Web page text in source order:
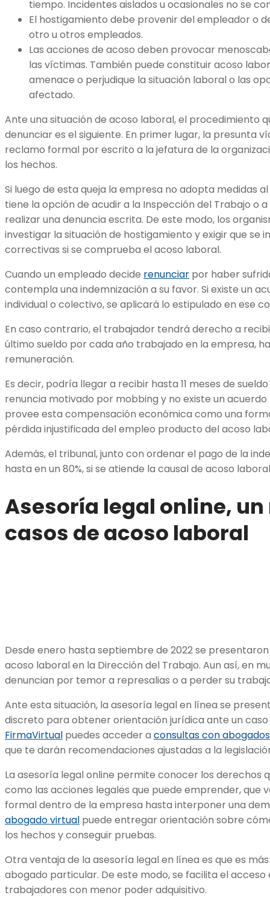
tiempo. Incidentes aislados u ocasionales no se
El hostigamiento debe provenir del empleador o
otro u otros empleados.
Las acciones de acoso deben provocar
las víctimas. También puede constituir acoso
amenace o perjudique la situación laboral o las
afectado.
Ante una situación de acoso laboral, el procedimiento
denunciar es el siguiente. En primer lugar, la presunta
reclamo formal por escrito a la jefatura de la
los hechos.
Si luego de esta queja la empresa no adopta medidas
tiene la opción de acudir a la Inspección del Trabajo o
realizar una denuncia escrita. De este modo, los
investigar la situación de hostigamiento y exigir que se
correctivas si se comprueba el acoso laboral.
Cuando un empleado decide renunciar por haber
contempla una indemnización a su favor. Si existe un
individual o colectivo, se aplicará lo estipulado en ese
En caso contrario, el trabajador tendrá derecho a
último sueldo por cada año trabajado en la empresa,
remuneración.
Es decir, podría llegar a recibir hasta 11 meses de
renuncia motivado por mobbing y no existe un
provee esta compensación económica como una
pérdida injustificada del empleo producto del acoso
Además, el tribunal, junto con ordenar el pago de la
hasta en un 80%, si se atiende la causal de acoso
Asesoría legal online,
casos de acoso laboral
Desde enero hasta septiembre de 2022 se
acoso laboral en la Dirección del Trabajo. Aun así, en
denuncian por temor a represalias o a perder su
Ante esta situación, la asesoría legal en línea se
discreto para obtener orientación jurídica ante un caso
FirmaVirtual puedes acceder a consultas con
que te darán recomendaciones ajustadas a la
La asesoría legal online permite conocer los derechos
como las acciones legales que puede emprender, que
formal dentro de la empresa hasta interponer una
abogado virtual puede entregar orientación sobre
los hechos y conseguir pruebas.
Otra ventaja de la asesoría legal en línea es que es
abogado particular. De este modo, se facilita el
trabajadores con menor poder adquisitivo.